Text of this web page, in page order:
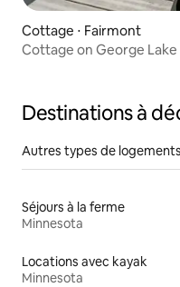
Cottage ⋅ Fairmont
Cottage on George Lake
Destinations à
Autres types de logements
Séjours à la ferme
Minnesota
Locations avec kayak
Minnesota